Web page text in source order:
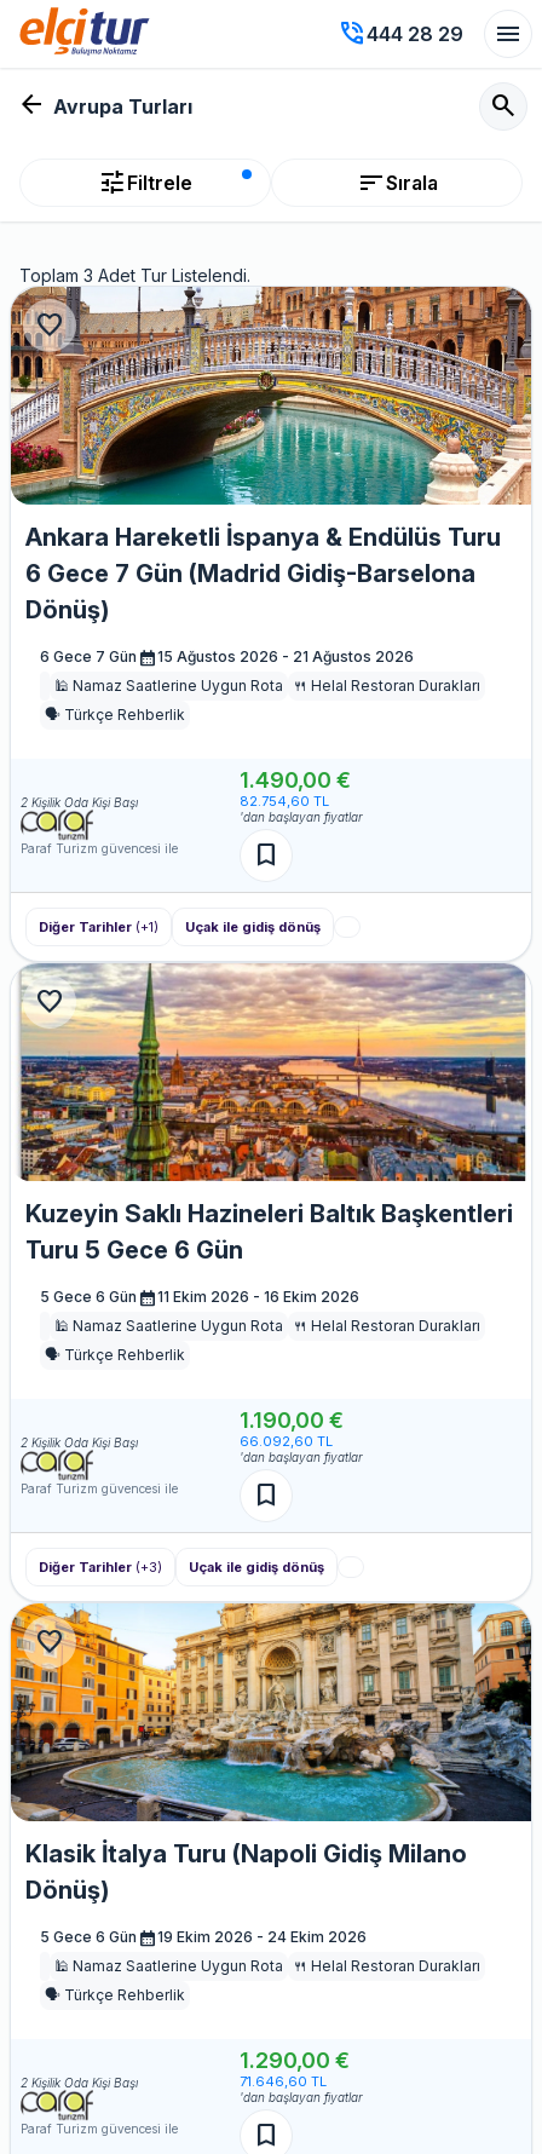
phone_in_talk444 28 29 menu
arrow_back Avrupa Turları search
tune Filtrele sortSırala
Toplam 3 Adet Tur Listelendi.
favorite
Ankara Hareketli İspanya & Endülüs Turu
6 Gece 7 Gün (Madrid Gidiş-Barselona
Dönüş)
6 Gece 7 Gün calendar_month15 Ağustos 2026 - 21 Ağustos 2026
🕌 Namaz Saatlerine Uygun Rota
🍴 Helal Restoran Durakları
🗣️ Türkçe Rehberlik
2 Kişilik Oda Kişi Başı
Paraf Turizm güvencesi ile
1.490,00 €
82.754,60 TL
'dan başlayan fiyatlar
bookmark
Diğer Tarihler (+1) Uçak ile gidiş dönüş
favorite
Kuzeyin Saklı Hazineleri Baltık Başkentleri
Turu 5 Gece 6 Gün
5 Gece 6 Gün calendar_month11 Ekim 2026 - 16 Ekim 2026
🕌 Namaz Saatlerine Uygun Rota
🍴 Helal Restoran Durakları
🗣️ Türkçe Rehberlik
2 Kişilik Oda Kişi Başı
Paraf Turizm güvencesi ile
1.190,00 €
66.092,60 TL
'dan başlayan fiyatlar
bookmark
Diğer Tarihler (+3) Uçak ile gidiş dönüş
favorite
Klasik İtalya Turu (Napoli Gidiş Milano
Dönüş)
5 Gece 6 Gün calendar_month19 Ekim 2026 - 24 Ekim 2026
🕌 Namaz Saatlerine Uygun Rota
🍴 Helal Restoran Durakları
🗣️ Türkçe Rehberlik
2 Kişilik Oda Kişi Başı
Paraf Turizm güvencesi ile
1.290,00 €
71.646,60 TL
'dan başlayan fiyatlar
bookmark